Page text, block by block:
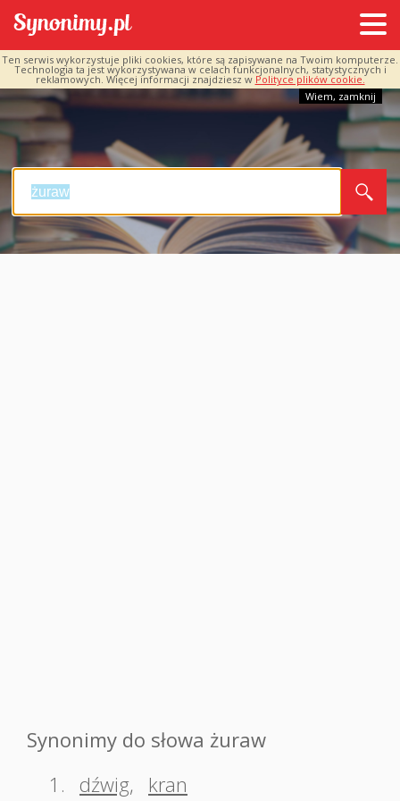
Ten serwis wykorzystuje pliki cookies, które są zapisywane na Twoim komputerze.
Technologia ta jest wykorzystywana w celach funkcjonalnych, statystycznych i
reklamowych. Więcej informacji znajdziesz w Polityce plików cookie.
Wiem, zamknij
Synonimy do słowa żuraw
1.
dźwig, kran